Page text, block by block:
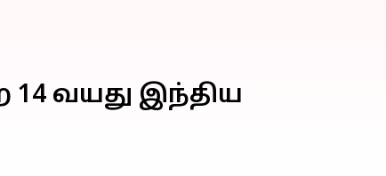
வயது இந்திய